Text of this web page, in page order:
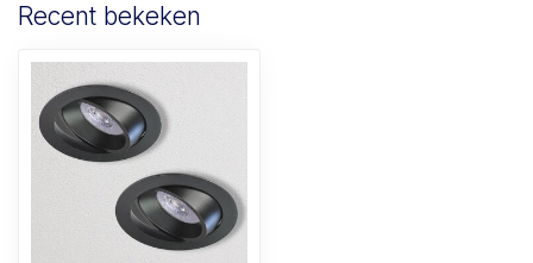
Recent bekeken